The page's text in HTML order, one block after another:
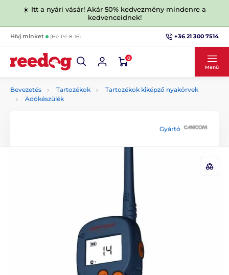
☀️ Itt a nyári vásár! Akár 50% kedvezmény mindenre a
kedvenceidnek!
Hívj minket (Hé-Pé 8-16) +36 21 300 7514
0
Menü
Bevezetés Tartozékok
Tartozékok kiképző nyakörvek
Adókészülék
Gyártó